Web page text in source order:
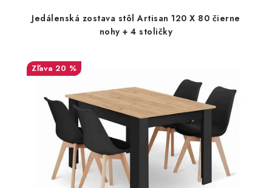
Jedálenská zostava stôl Artisan 120 X 80 čierne
nohy + 4 stoličky
20 %